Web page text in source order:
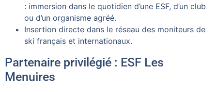
: immersion dans le quotidien d’une ESF, d’un club
ou d’un organisme agréé.
Insertion directe dans le réseau des moniteurs de
ski français et internationaux.
Partenaire privilégié : ESF Les
Menuires